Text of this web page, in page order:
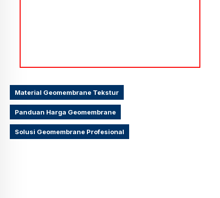
Material Geomembrane Tekstur
Panduan Harga Geomembrane
Solusi Geomembrane Profesional